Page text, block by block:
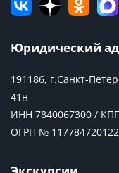
Юридический
191186, г.Санкт-
41н
ИНН 7840067300 /
ОГРН №